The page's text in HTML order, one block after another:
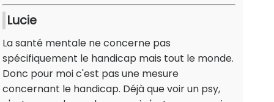
Lucie
La santé mentale ne concerne pas
spécifiquement le handicap mais tout le monde.
Donc pour moi c'est pas une mesure
concernant le handicap. Déjà que voir un psy,